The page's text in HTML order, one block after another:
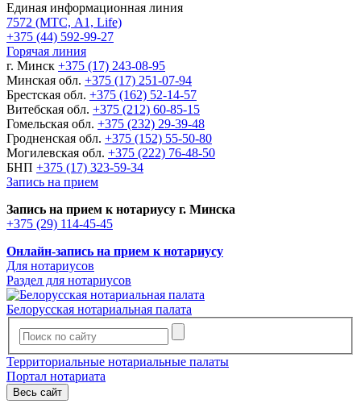
Единая информационная линия
7572 (МТС, A1, Life)
+375 (44) 592-99-27
Горячая линия
г. Минск +375 (17) 243-08-95
Минская обл. +375 (17) 251-07-94
Брестская обл. +375 (162) 52-14-57
Витебская обл. +375 (212) 60-85-15
Гомельская обл. +375 (232) 29-39-48
Гродненская обл. +375 (152) 55-50-80
Могилевская обл. +375 (222) 76-48-50
БНП +375 (17) 323-59-34
Запись на прием
Запись на прием к нотариусу г. Минска
+375 (29) 114-45-45
Онлайн-запись на прием к нотариусу
Для нотариусов
Раздел для нотариусов
Белорусская нотариальная палата
Территориальные нотариальные палаты
Портал нотариата
Весь сайт